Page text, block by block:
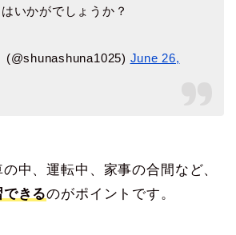
いかがでしょうか？
June 26,
中、運転中、家事の合間など、
できるのがポイントです。